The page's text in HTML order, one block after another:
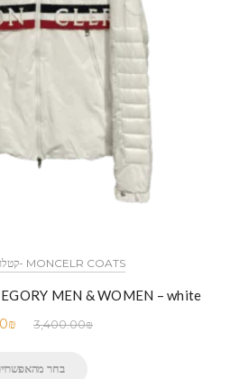
MONCELR COATS -קטלוג מעילים מונקלר
MEN & WOMEN – white
3,400.00₪
₪
בחר